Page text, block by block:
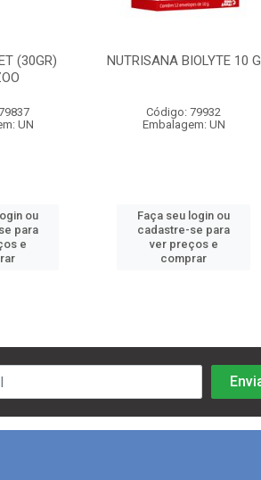
(30GR)
UN
ou
para
e
NUTRISANA BIOLYTE 10 G
Código: 79932
Embalagem: UN
Faça seu login ou
cadastre-se para
ver preços e
comprar